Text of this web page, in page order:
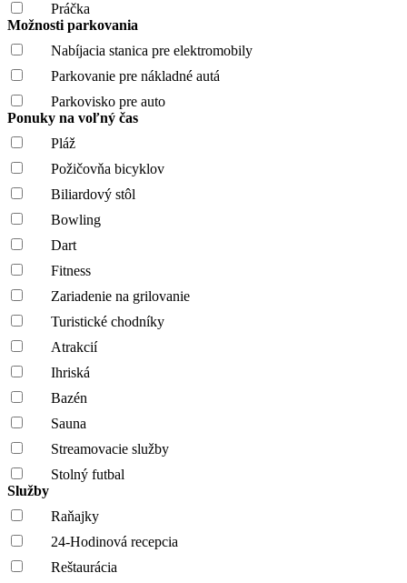
Práčka
Možnosti parkovania
Nabíjacia stanica pre elektromobily
Parkovanie pre nákladné autá
Parkovisko pre auto
Ponuky na voľný čas
Pláž
Požičovňa bicyklov
Biliardový stôl
Bowling
Dart
Fitness
Zariadenie na grilovanie
Turistické chodníky
Atrakcií
Ihriská
Bazén
Sauna
Streamovacie služby
Stolný futbal
Služby
Raňajky
24-Hodinová recepcia
Reštaurácia